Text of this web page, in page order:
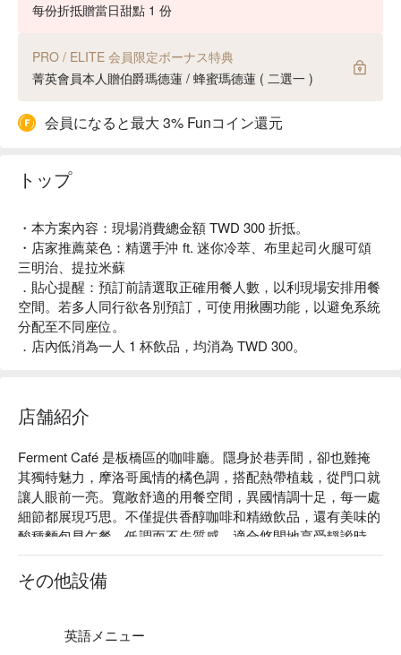
每份折抵贈當日甜點 1 份
PRO / ELITE 会員限定ボーナス特典
菁英會員本人贈伯爵瑪德蓮 / 蜂蜜瑪德蓮 ( 二選一 )
会員になると最大 3% Funコイン還元
トップ
・本方案內容：現場消費總金額 TWD 300 折抵。
・店家推薦菜色：精選手沖 ft. 迷你冷萃、布里起司火腿可頌
三明治、提拉米蘇
．貼心提醒：預訂前請選取正確用餐人數，以利現場安排用餐
空間。若多人同行欲各別預訂，可使用揪團功能，以避免系統
分配至不同座位。
．店內低消為一人 1 杯飲品，均消為 TWD 300。
店舗紹介
Ferment Café 是板橋區的咖啡廳。隱身於巷弄間，卻也難掩
其獨特魅力，摩洛哥風情的橘色調，搭配熱帶植栽，從門口就
讓人眼前一亮。寬敞舒適的用餐空間，異國情調十足，每一處
細節都展現巧思。不僅提供香醇咖啡和精緻飲品，還有美味的
酸種麵包早午餐，低調而不失質感，適合悠閒地享受靜謐時
光。
Ferment Café 菜單必點：精選手沖 ft. 迷你冷萃、布里起司火
腿可頌三明治、提拉米蘇
Ferment Café 推薦：隱身於府中站黃石市場與湳雅夜市之間
その他設備
英語メニュー